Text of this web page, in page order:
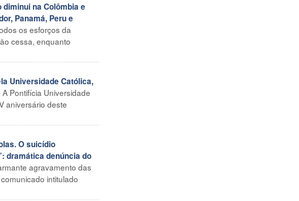
na Colômbia e
Panamá, Peru e
os esforços da
cessa, enquanto
Universidade Católica,
Pontifícia Universidade
aniversário deste
O suicídio
dramática denúncia do
agravamento das
intitulado